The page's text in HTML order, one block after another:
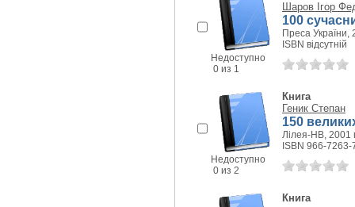
Недоступно
0 из 1
Шаров Ігор
100
Преса України,
ISBN відсутній
Недоступно
0 из 2
Книга
Геник Степан
150
Лілея-НВ, 2001
ISBN 966-7263-
Книга